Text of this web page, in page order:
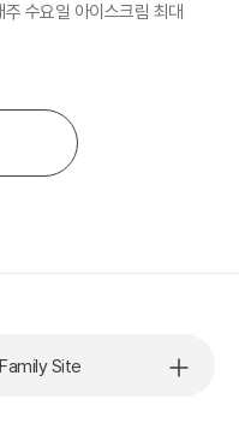
수요일 아이스크림 최대
Family Site